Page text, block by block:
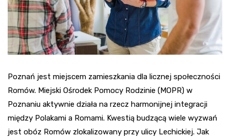
Poznań jest miejscem zamieszkania dla licznej społeczności
Romów. Miejski Ośrodek Pomocy Rodzinie (MOPR) w
Poznaniu aktywnie działa na rzecz harmonijnej integracji
między Polakami a Romami. Kwestią budzącą wiele wyzwań
jest obóz Romów zlokalizowany przy ulicy Lechickiej. Jak